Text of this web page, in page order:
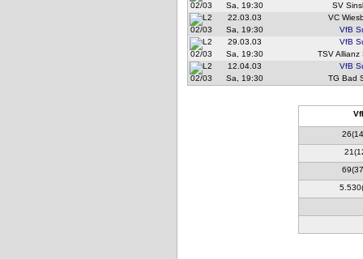
02/03
Sa, 19:30
SV
02/03
22.03.03
Sa, 19:30
VC
VfB
02/03
29.03.03
Sa, 19:30
VfB
TSV Allianz
02/03
12.04.03
Sa, 19:30
VfB
TG Bad